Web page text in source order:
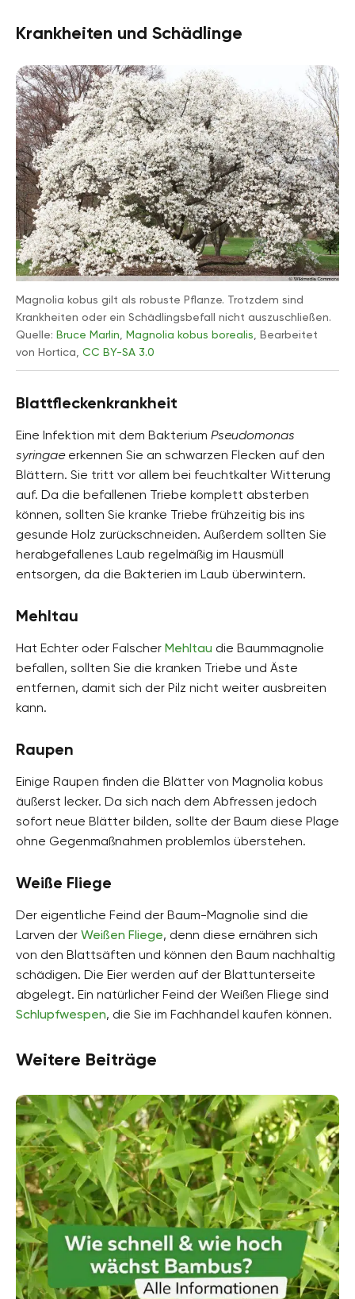
Krankheiten und Schädlinge
Magnolia kobus gilt als robuste Pflanze. Trotzdem sind
Krankheiten oder ein Schädlingsbefall nicht auszuschließen.
Quelle: Bruce Marlin Magnolia kobus borealis , Bearbeitet
von Hortica, CC BY-SA 3.0
Blattfleckenkrankheit
Eine Infektion mit dem Bakterium Pseudomonas
syringaeerkennen Sie an schwarzen Flecken auf den
Blättern. Sie tritt vor allem bei feuchtkalter Witterung
auf. Da die befallenen Triebe komplett absterben
können, sollten Sie kranke Triebe frühzeitig bis ins
gesunde Holz zurückschneiden. Außerdem sollten Sie
herabgefallenes Laub regelmäßig im Hausmüll
entsorgen, da die Bakterien im Laub überwintern.
Mehltau
Hat Echter oder Falscher Mehltau die Baummagnolie
befallen, sollten Sie die kranken Triebe und Äste
entfernen, damit sich der Pilz nicht weiter ausbreiten
kann.
Raupen
Einige Raupen finden die Blätter von Magnolia kobus
äußerst lecker. Da sich nach dem Abfressen jedoch
sofort neue Blätter bilden, sollte der Baum diese Plage
ohne Gegenmaßnahmen problemlos überstehen.
Weiße Fliege
Der eigentliche Feind der Baum-Magnolie sind die
Larven der Weißen Fliege, denn diese ernähren sich
von den Blattsäften und können den Baum nachhaltig
schädigen. Die Eier werden auf der Blattunterseite
abgelegt. Ein natürlicher Feind der Weißen Fliege sind
Schlupfwespen, die Sie im Fachhandel kaufen können.
Weitere Beiträge